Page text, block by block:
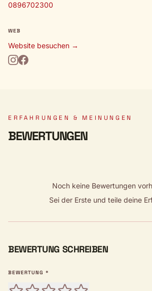
0896702300
WEB
Website besuchen →
ERFAHRUNGEN & MEINUNGEN
BEWERTUNGEN
Noch keine Bewertungen
Sei der Erste und teile deine
BEWERTUNG SCHREIBEN
BEWERTUNG *